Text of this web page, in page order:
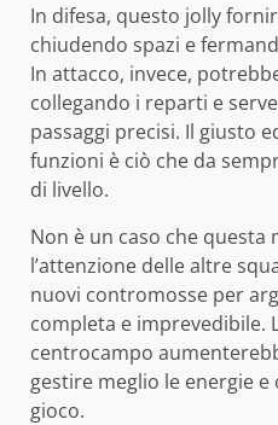
In difesa, questo jolly
chiudendo spazi e
In attacco, invece,
collegando i reparti e
passaggi precisi. Il giusto
funzioni è ciò che da
di livello.
Non è un caso che
l’attenzione delle altre
nuovi contromosse per
completa e imprevedibile.
centrocampo
gestire meglio le energie
gioco.